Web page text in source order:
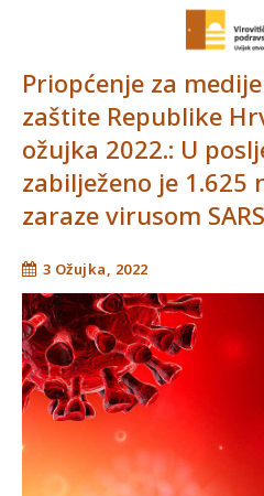
Priopćenje za
zaštite Republike
ožujka 2022.: U
zabilježeno je 1.625
zaraze virusom
3 Ožujka, 2022